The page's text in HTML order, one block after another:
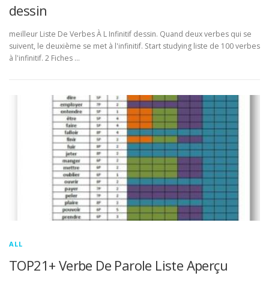
dessin
meilleur Liste De Verbes À L Infinitif dessin. Quand deux verbes qui se
suivent, le deuxième se met à l'infinitif. Start studying liste de 100 verbes
à l'infinitif. 2 Fiches …
ALL
TOP21+ Verbe De Parole Liste Aperçu